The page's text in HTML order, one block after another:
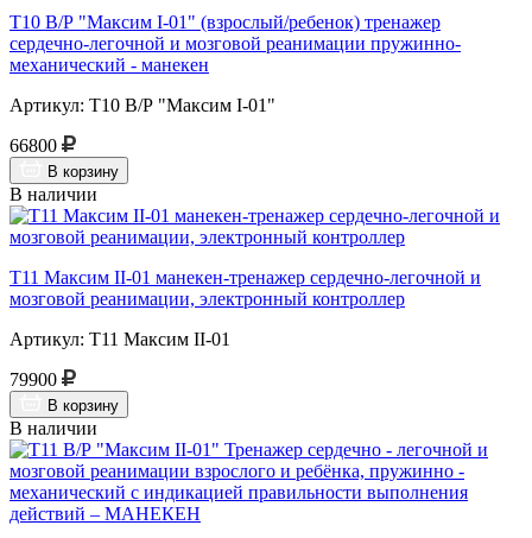
Т10 В/Р "Максим I-01" (взрослый/ребенок) тренажер
сердечно-легочной и мозговой реанимации пружинно-
механический - манекен
Артикул: Т10 В/Р "Максим I-01"
66800
В корзину
В наличии
Т11 Максим II-01 манекен-тренажер сердечно-легочной и
мозговой реанимации, электронный контроллер
Артикул: Т11 Максим II-01
79900
В корзину
В наличии